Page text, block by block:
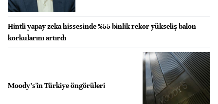
Hintli yapay zeka hissesinde %55 binlik rekor yükseliş balon
korkularını artırdı
Moody's'in Türkiye öngörüleri